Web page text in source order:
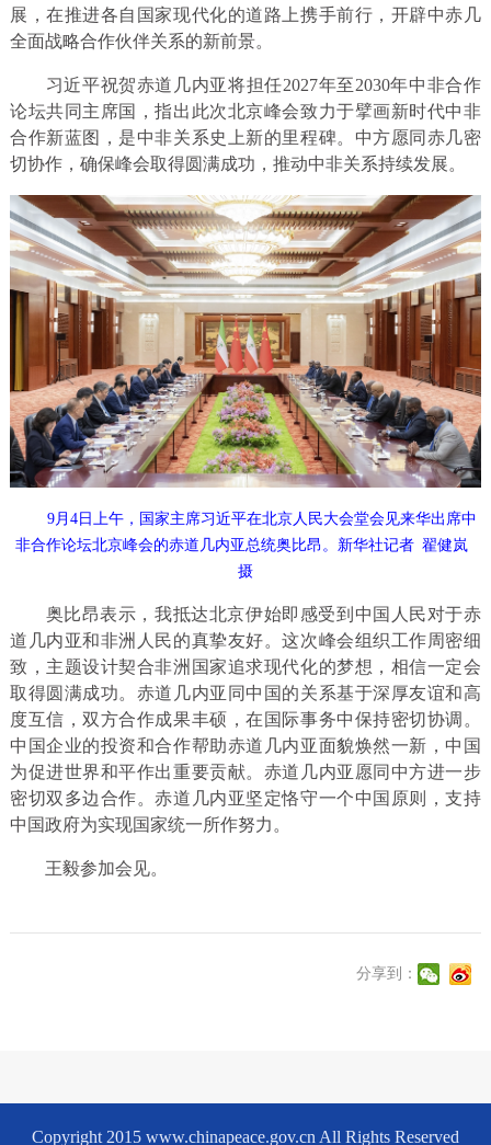
展，在推进各自国家现代化的道路上携手前行，开辟中赤几
全面战略合作伙伴关系的新前景。
习近平祝贺赤道几内亚将担任2027年至2030年中非合作
论坛共同主席国，指出此次北京峰会致力于擘画新时代中非
合作新蓝图，是中非关系史上新的里程碑。中方愿同赤几密
切协作，确保峰会取得圆满成功，推动中非关系持续发展。
9月4日上午，国家主席习近平在北京人民大会堂会见来华出席中
非合作论坛北京峰会的赤道几内亚总统奥比昂。新华社记者 翟健岚
摄
奥比昂表示，我抵达北京伊始即感受到中国人民对于赤
道几内亚和非洲人民的真挚友好。这次峰会组织工作周密细
致，主题设计契合非洲国家追求现代化的梦想，相信一定会
取得圆满成功。赤道几内亚同中国的关系基于深厚友谊和高
度互信，双方合作成果丰硕，在国际事务中保持密切协调。
中国企业的投资和合作帮助赤道几内亚面貌焕然一新，中国
为促进世界和平作出重要贡献。赤道几内亚愿同中方进一步
密切双多边合作。赤道几内亚坚定恪守一个中国原则，支持
中国政府为实现国家统一所作努力。
王毅参加会见。
分享到：
Copyright 2015 www.chinapeace.gov.cn All Rights Reserved